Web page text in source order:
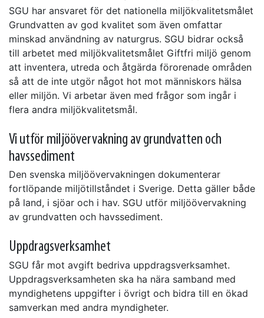
SGU har ansvaret för det nationella miljökvalitetsmålet
Grundvatten av god kvalitet som även omfattar
minskad användning av naturgrus. SGU bidrar också
till arbetet med miljökvalitetsmålet Giftfri miljö genom
att inventera, utreda och åtgärda förorenade områden
så att de inte utgör något hot mot människors hälsa
eller miljön. Vi arbetar även med frågor som ingår i
flera andra miljökvalitetsmål.
Vi utför miljöövervakning av grundvatten och
havssediment
Den svenska miljöövervakningen dokumenterar
fortlöpande miljötillståndet i Sverige. Detta gäller både
på land, i sjöar och i hav. SGU utför miljöövervakning
av grundvatten och havssediment.
Uppdragsverksamhet
SGU får mot avgift bedriva uppdragsverksamhet.
Uppdragsverksamheten ska ha nära samband med
myndighetens uppgifter i övrigt och bidra till en ökad
samverkan med andra myndigheter.